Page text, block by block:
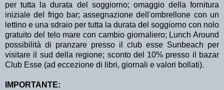
per tutta la durata del soggiorno; omaggio della fornitura
iniziale del frigo bar; assegnazione dell'ombrellone con un
lettino e una sdraio per tutta la durata del soggiorno con nolo
gratuito del telo mare con cambio giornaliero; Lunch Around
possibilità di pranzare presso il club esse Sunbeach per
visitare il sud della regione; sconto del 10% presso il bazar
Club Esse (ad eccezione di libri, giornali e valori bollati).
IMPORTANTE: